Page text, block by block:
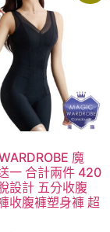
魔
一 合計兩件 420
設計 五分收腹
收腹褲塑身褲 超